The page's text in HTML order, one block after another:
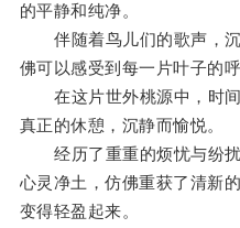
的平静和纯净。
伴随着鸟儿们的歌声，沉
佛可以感受到每一片叶子的呼
在这片世外桃源中，时间
真正的休憩，沉静而愉悦。
经历了重重的烦忧与纷扰
心灵净土，仿佛重获了清新
变得轻盈起来。